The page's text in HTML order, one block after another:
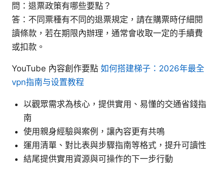
問：退票政策有哪些要點？
答：不同票種有不同的退票規定，請在購票時仔細閱
讀條款，若在期限內辦理，通常會收取一定的手續費
或扣款。
YouTube 內容創作要點 如何搭建梯子：2026年最全
vpn指南与设置教程
以觀眾需求為核心，提供實用、易懂的交通省錢指
南
使用親身經驗與案例，讓內容更有共鳴
運用清單、對比表與步驟指南等格式，提升可讀性
結尾提供實用資源與可操作的下一步行動